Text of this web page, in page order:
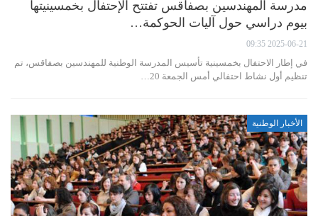
مدرسة المهندسين بصفاقس تفتتح الإحتفال بخمسينيتها
بيوم دراسي حول آليات الحوكمة…
2025-06-21 09:35
في إطار الاحتفال بخمسينية تأسيس المدرسة الوطنية للمهندسين بصفاقس، تم
تنظيم أول نشاط احتفالي أمس الجمعة 20…
الأخبار الوطنية